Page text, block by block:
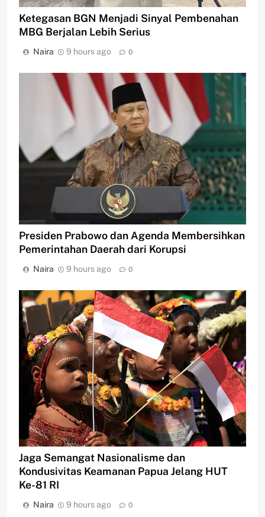
Ketegasan BGN Menjadi Sinyal Pembenahan
MBG Berjalan Lebih Serius
Naira 9 hours ago 0
Presiden Prabowo dan Agenda Membersihkan
Pemerintahan Daerah dari Korupsi
Naira 9 hours ago 0
Jaga Semangat Nasionalisme dan
Kondusivitas Keamanan Papua Jelang HUT
Ke-81 RI
Naira 9 hours ago 0